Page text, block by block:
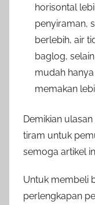
horisontal
penyiraman,
berlebih, air
baglog,
mudah
memakan
Demikian
tiram untuk
semoga artikel
Untuk membeli
perlengkapan